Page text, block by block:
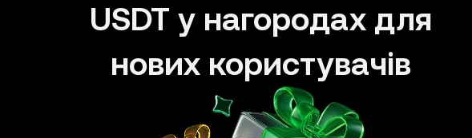
USDT у нагородах для
нових користувачів